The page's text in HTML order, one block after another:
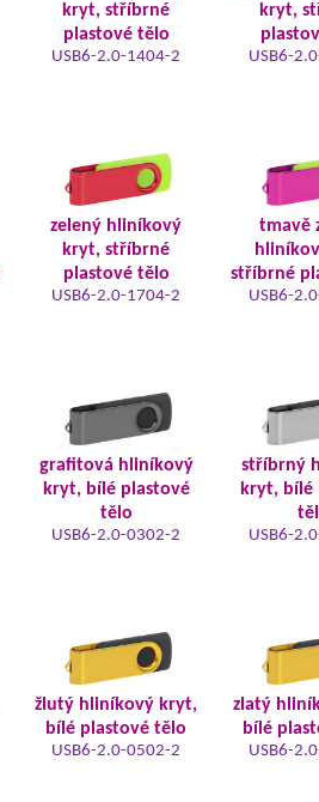
kryt, stříbrné
plastové tělo
USB6-2.0-1404-2
kryt,
USB6-
zelený hliníkový
kryt, stříbrné
plastové tělo
USB6-2.0-1704-2
tmavě
stříbrné
USB6-
grafitová hliníkový
kryt, bílé plastové
tělo
USB6-2.0-0302-2
stříbrný
kryt, bílé
USB6-
žlutý hliníkový kryt,
bílé plastové tělo
USB6-2.0-0502-2
zlatý
bílé
USB6-